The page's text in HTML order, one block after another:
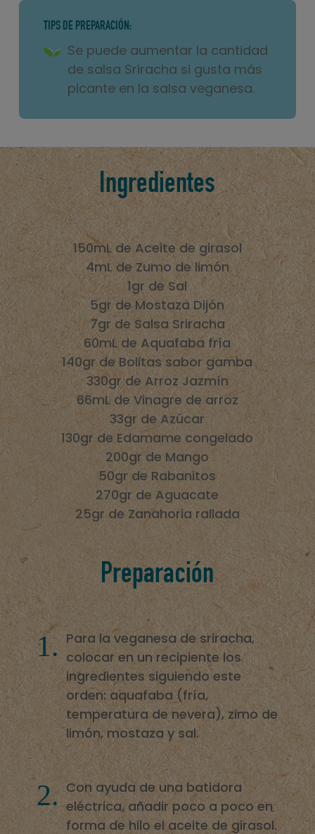
TIPS DE PREPARACIÓN:
Se puede aumentar la cantidad
de salsa Sriracha si gusta más
picante en la salsa veganesa.
Ingredientes
150mL de Aceite de girasol
4mL de Zumo de limón
1gr de Sal
5gr de Mostaza Dijón
7gr de Salsa Sriracha
60mL de Aquafaba fría
140gr de Bolitas sabor gamba
330gr de Arroz Jazmín
66mL de Vinagre de arroz
33gr de Azúcar
130gr de Edamame congelado
200gr de Mango
50gr de Rabanitos
270gr de Aguacate
25gr de Zanahoria rallada
Preparación
Para la veganesa de sriracha,
colocar en un recipiente los
ingredientes siguiendo este
orden: aquafaba (fría,
temperatura de nevera), zimo de
limón, mostaza y sal.
Con ayuda de una batidora
eléctrica, añadir poco a poco en
forma de hilo el aceite de girasol.